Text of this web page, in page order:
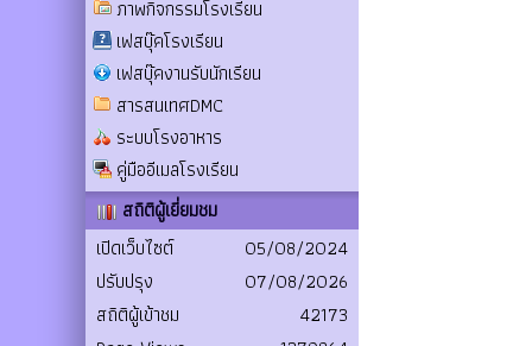
ภาพกิจกรรมโรงเรียน
เฟสบุ๊คโรงเรียน
เฟสบุ๊คงานรับนักเรียน
สารสนเทศDMC
ระบบโรงอาหาร
คู่มืออีเมลโรงเรียน
สถิติผู้เยี่ยมชม
เปิดเว็บไซต์
05/08/2024
ปรับปรุง
07/08/2026
สถิติผู้เข้าชม
42173